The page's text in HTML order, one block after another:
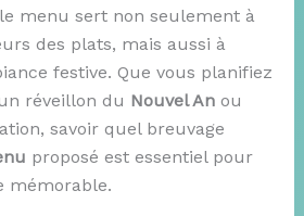
menu sert non seulement à
des plats, mais aussi à
festive. Que vous planifiez
réveillon du Nouvel Anou
savoir quel breuvage
proposé est essentiel pour
mémorable.